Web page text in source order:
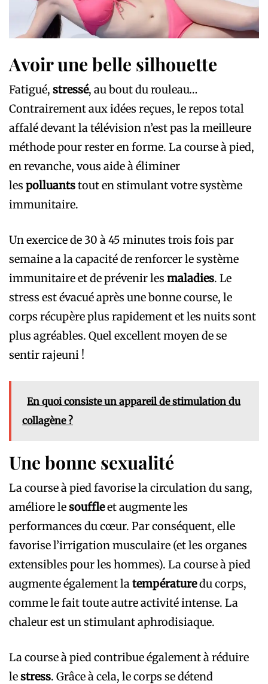
Avoir une belle silhouette
Fatigué, stressé, au bout du rouleau…
Contrairement aux idées reçues, le repos total
affalé devant la télévision n’est pas la meilleure
méthode pour rester en forme. La course à pied,
en revanche, vous aide à éliminer
les polluantstout en stimulant votre système
immunitaire.
Un exercice de 30 à 45 minutes trois fois par
semaine a la capacité de renforcer le système
immunitaire et de prévenir les maladies. Le
stress est évacué après une bonne course, le
corps récupère plus rapidement et les nuits sont
plus agréables. Quel excellent moyen de se
sentir rajeuni !
En quoi consiste un appareil de stimulation du
collagène ?
Une bonne sexualité
La course à pied favorise la circulation du sang,
améliore lesouffleet augmente les
performances du cœur. Par conséquent, elle
favorise l’irrigation musculaire (et les organes
extensibles pour les hommes). La course à pied
augmente également latempératuredu corps,
comme le fait toute autre activité intense. La
chaleur est un stimulant aphrodisiaque.
La course à pied contribue également à réduire
lestress. Grâce à cela, le corps se détend